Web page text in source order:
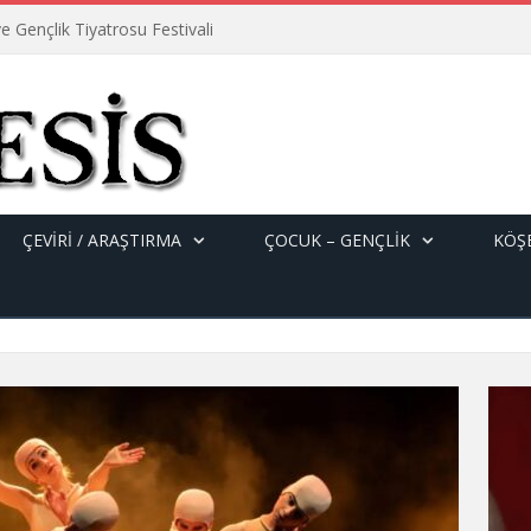
Gençlik Tiyatrosu Festivali
ÇEVİRİ / ARAŞTIRMA ÇOCUK – GENÇLIK